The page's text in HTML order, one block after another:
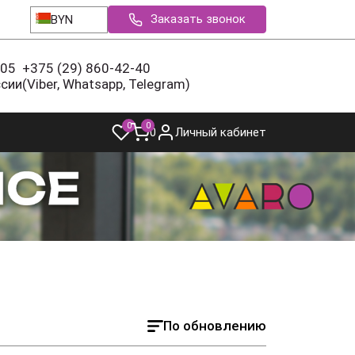
BYN Заказать звонок
+375 (29) 860-42-40
(Viber, Whatsapp, Telegram)
0 00 Личный кабинет
По обновлению